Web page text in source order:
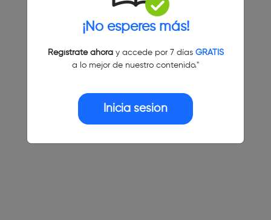
¡No esperes más!
Regístrate ahoray accede por 7 días GRATIS
a lo mejor de nuestro contenido."
Inicia sesión